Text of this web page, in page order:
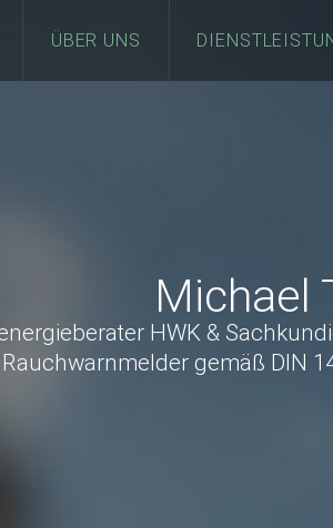
ÜBER UNS
Michael
HWK &
gemäß DIN